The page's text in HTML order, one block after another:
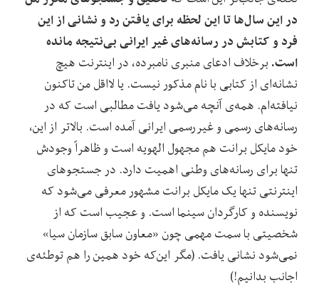
در این سال‌ها تا این لحظه برای یافتن رد و نشانی از این
فرد و کتابش در رسانه‌های غیر ایرانی بی‌نتیجه مانده
است. برخلاف ادعای منبری‌ نامبرده، در اینترنت هیچ
نشانه‌ای از کتابی با نام مذکور نیست. یا لااقل من تاکنون
نیافته‌ام. همه‌ی آنچه می‌شود یافت مطالبی است که در
رسانه‌های رسمی و غیررسمی ایرانی آمده است. بالاتر از این،
خود مایکل برانت هم مجهول الهویه است و ظاهراً وجودش
تنها برای رسانه‌های وطنی اهمیت دارد. در جستجوهای
اینترنتی تنها یک مایکل برانت مشهور معرفی می‌شود که
نویسنده و کارگردان سینما است. و عجیب است که از
شخصیتی با سمت مهمی چون «معاون سابق سازمان سیا»
نمی‌شود نشانی یافت. (مگر این‌که خود همین را هم توطئه‌ی
اجانب بدانیم!)